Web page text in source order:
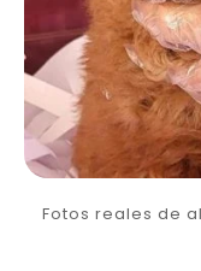
Fotos reales de